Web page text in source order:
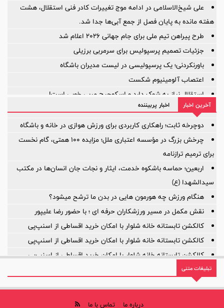
علی شیخ‌الاسلامی در ادامه موج تغییرات کادر فنی استقلال، هشت
هفته مانده به پایان فصل از جمع آبی‌ها جدا شد.
طرح پیراهن تیم ملی برای جام جهانی ۲۰۲۶ اعلام شد
جزئیات تصمیم پرسپولیس برای سرمربی برزیلی
باورنکردنی؛ یک پرسپولیسی در لیست مدیران باشگاه
اعتصاب آلومینیوم شکست
استقلال نیاز به شوک دارد و اسکوچیچ مربی خوبی است!
آیا ستون خط میانی ترک برداشته است؟
بازی‌ها یکی پس از دیگری لغو شد؛
آخرین اخبار اخبار پربیننده
دوچرخه ثابت؛ راهکاری کاربردی برای ورزش هوازی در خانه و باشگاه
چرخش بزرگ در مؤسسه اعتباری ملل؛ مزایده ۱۰۰ همتی، گام نخست
برای ترمیم ترازنامه
اربعین؛ حماسه باشکوه خدمت، ایثار و نجات جان انسان‌ها در مکتب
سیدالشهدا (ع)
هنگام ورزش چه هورمون هایی در بدن ما ترشح میشود؟
نقش مکمل در مسیر ورزشکاران حرفه ای ؛ با حضور رضا علیپور
کالکشن تابستانه خانه شلوار با امکان خرید اقساطی از اسنپ‌پی
کالکشن تابستانه خانه شلوار با امکان خرید اقساطی از اسنپ‌پی
کالکشن تابستانه خانه شلوار با امکان خرید اقساطی از اسنپ‌پی
روایت یک مأموریت بزرگ؛ ۲۲ سال افتخار، ۲۲ سال توسعه
تبلیغات متنی
درباره ما تماس با ما